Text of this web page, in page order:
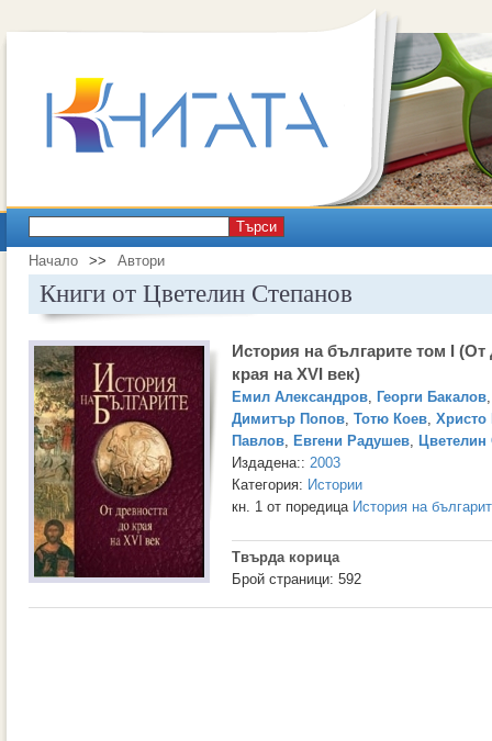
Търси
Начало >> Автори
Книги от Цветелин Степанов
История на българите том I (От
края на XVI век)
Емил Александров, Георги Бакалов
Димитър Попов, Тотю Коев, Христо
Павлов, Евгени Радушев, Цветелин
Издадена:: 2003
Категория: Истории
кн. 1 от поредица История на
Твърда корица
Брой страници: 592